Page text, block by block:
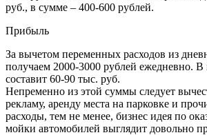
руб., в сумме – 400-600 рублей.
Прибыль
За вычетом переменных расходов из
получаем 2000-3000 рублей ежедневно. В
составит 60-90 тыс. руб.
Непременно из этой суммы следует
рекламу, аренду места на парковке и
расходы, тем не менее, бизнес идея по
мойки автомобилей выглядит довольно